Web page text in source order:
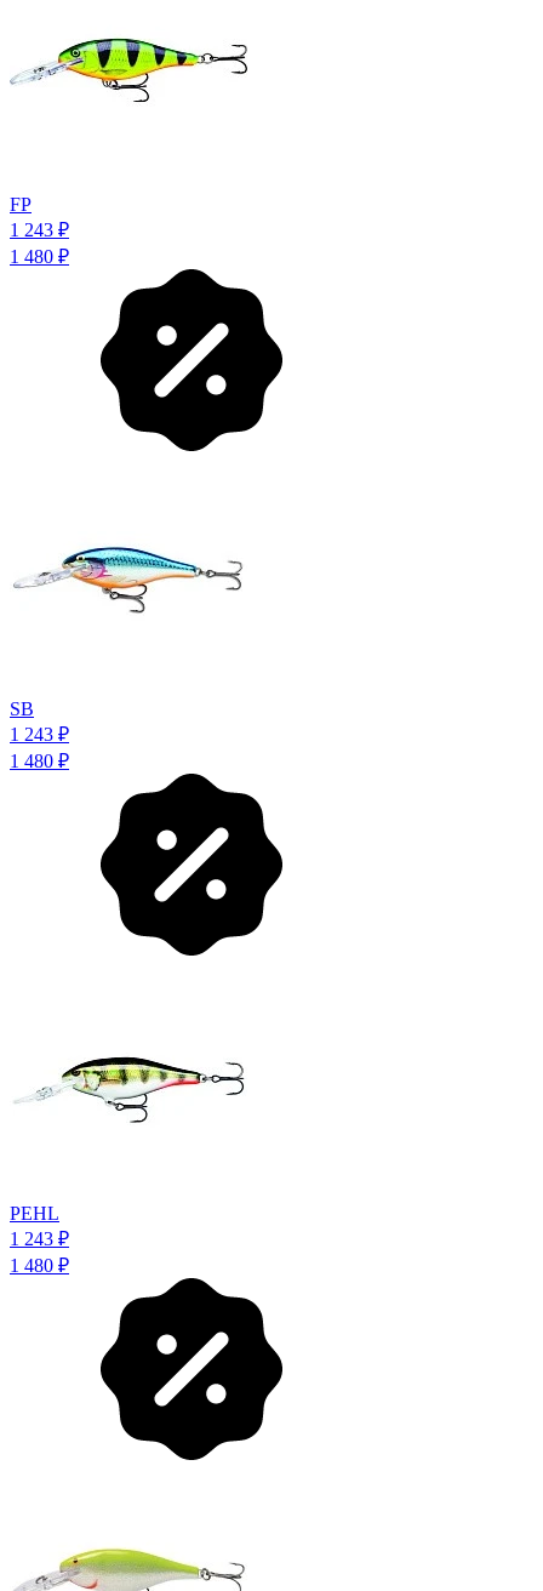
FP
1 243 ₽
1 480 ₽
SB
1 243 ₽
1 480 ₽
PEHL
1 243 ₽
1 480 ₽